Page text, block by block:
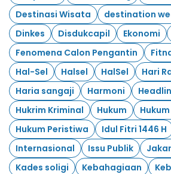
Destinasi Wisata
destination
Dinkes
Disdukcapil Ekonomi
Fenomena Calon Pengantin
Hal-Sel
Halsel HalSel
Hari
Haria sangaji
Harmoni
Hukrim Kriminal
Hukum
Hukum Peristiwa
Idul Fitri 1446 H
Internasional
Issu Publik
Kades soligi
Kebahagiaan